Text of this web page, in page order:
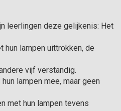
leerlingen deze gelijkenis: Het
lampen uittrokken, de
vijf verstandig.
lampen mee, maar geen
met hun lampen tevens